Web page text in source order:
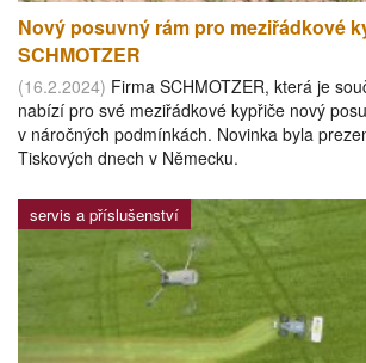
Nový posuvný rám pro meziřádkové
SCHMOTZER
(16.2.2024) Firma SCHMOTZER, která je
nabízí pro své meziřádkové kypřiče nový
v náročných podmínkách. Novinka byla
Tiskových dnech v Německu.
servis a příslušenství